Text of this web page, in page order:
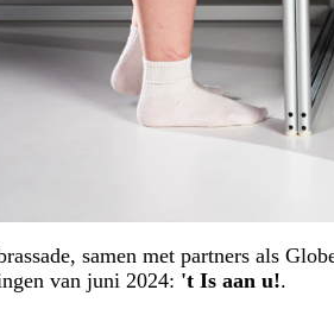
samen met partners als
van juni 2024: 't Is aan u!.